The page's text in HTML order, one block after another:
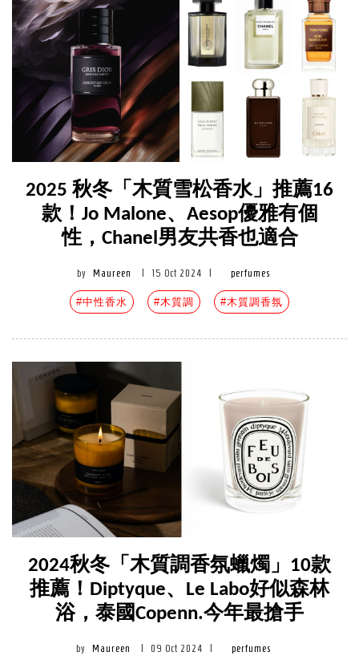
2025 秋冬「木質雪松香水」推薦16
款！Jo Malone、Aesop優雅有個
性，Chanel男友共香也適合
by Maureen 15 Oct 2024 perfumes
#中性香水 #木質調 #木質調香氛
2024秋冬「木質調香氛蠟燭」10款
推薦！Diptyque、Le Labo好似森林
浴，泰國Copenn.今年最搶手
by Maureen 09 Oct 2024 perfumes